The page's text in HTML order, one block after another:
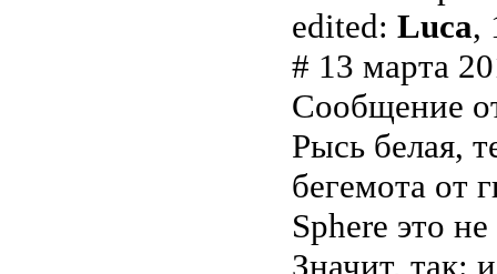
edited: Luca,
# 13 марта
Сообщение
Рысь белая,
бегемота от
Sphere это
Значит, так: